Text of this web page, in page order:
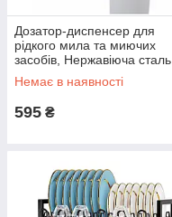
Дозатор-диспенсер для
рідкого мила та миючих
засобів, Нержавіюча сталь
300 мл
Немає в наявності
595 ₴